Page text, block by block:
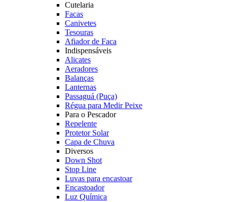
Cutelaria
Facas
Canivetes
Tesouras
Afiador de Faca
Indispensáveis
Alicates
Aeradores
Balanças
Lanternas
Passaguá (Puça)
Régua para Medir Peixe
Para o Pescador
Repelente
Protetor Solar
Capa de Chuva
Diversos
Down Shot
Stop Line
Luvas para encastoar
Encastoador
Luz Química